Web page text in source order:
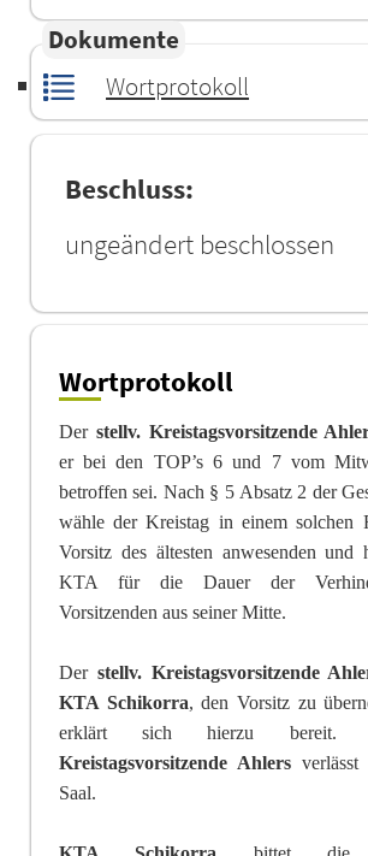
Dokumente
Wortprotokoll
Beschluss:
ungeändert beschlossen
Wortprotokoll
Derstellv. Kreistagsvorsitzende
er bei den TOP’s 6 und 7 vom
betroffen sei. Nach § 5 Absatz 2 der
wähle der Kreistag in einem solchen
Vorsitz des ältesten anwesenden und
KTA für die Dauer der
Vorsitzenden aus seiner Mitte.
Derstellv. Kreistagsvorsitzende
KTA Schikorra, den Vorsitz zu
erklärt sich hierzu bereit.
Kreistagsvorsitzende Ahlersverlässt
Saal.